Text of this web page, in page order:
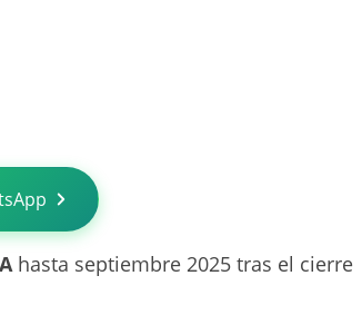
hasta septiembre 2025 tras el cierre